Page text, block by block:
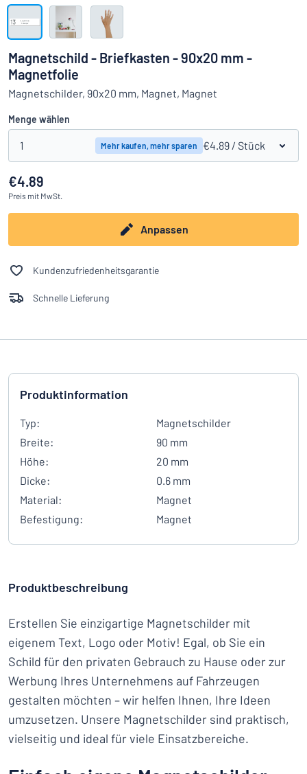
Das Gesuchte nicht gefunden?
Alle Kategorien anzeigen
Einloggen
Magnetschild - Briefkasten - 90x20 mm -
Magnetfolie
Magnetschilder, 90x20 mm, Magnet, Magnet
Menge wählen
1 Mehr kaufen, mehr sparen €4.89 / Stück
€4.89
Preis mit MwSt.
Anpassen
Kundenzufriedenheitsgarantie
Schnelle Lieferung
Produktinformation
Typ:
Magnetschilder
Breite:
90 mm
Höhe:
20 mm
Dicke:
0.6 mm
Material:
Magnet
Befestigung:
Magnet
Produktbeschreibung
Erstellen Sie einzigartige Magnetschilder mit
eigenem Text, Logo oder Motiv! Egal, ob Sie ein
Schild für den privaten Gebrauch zu Hause oder zur
Werbung Ihres Unternehmens auf Fahrzeugen
gestalten möchten – wir helfen Ihnen, Ihre Ideen
umzusetzen. Unsere Magnetschilder sind praktisch,
vielseitig und ideal für viele Einsatzbereiche.